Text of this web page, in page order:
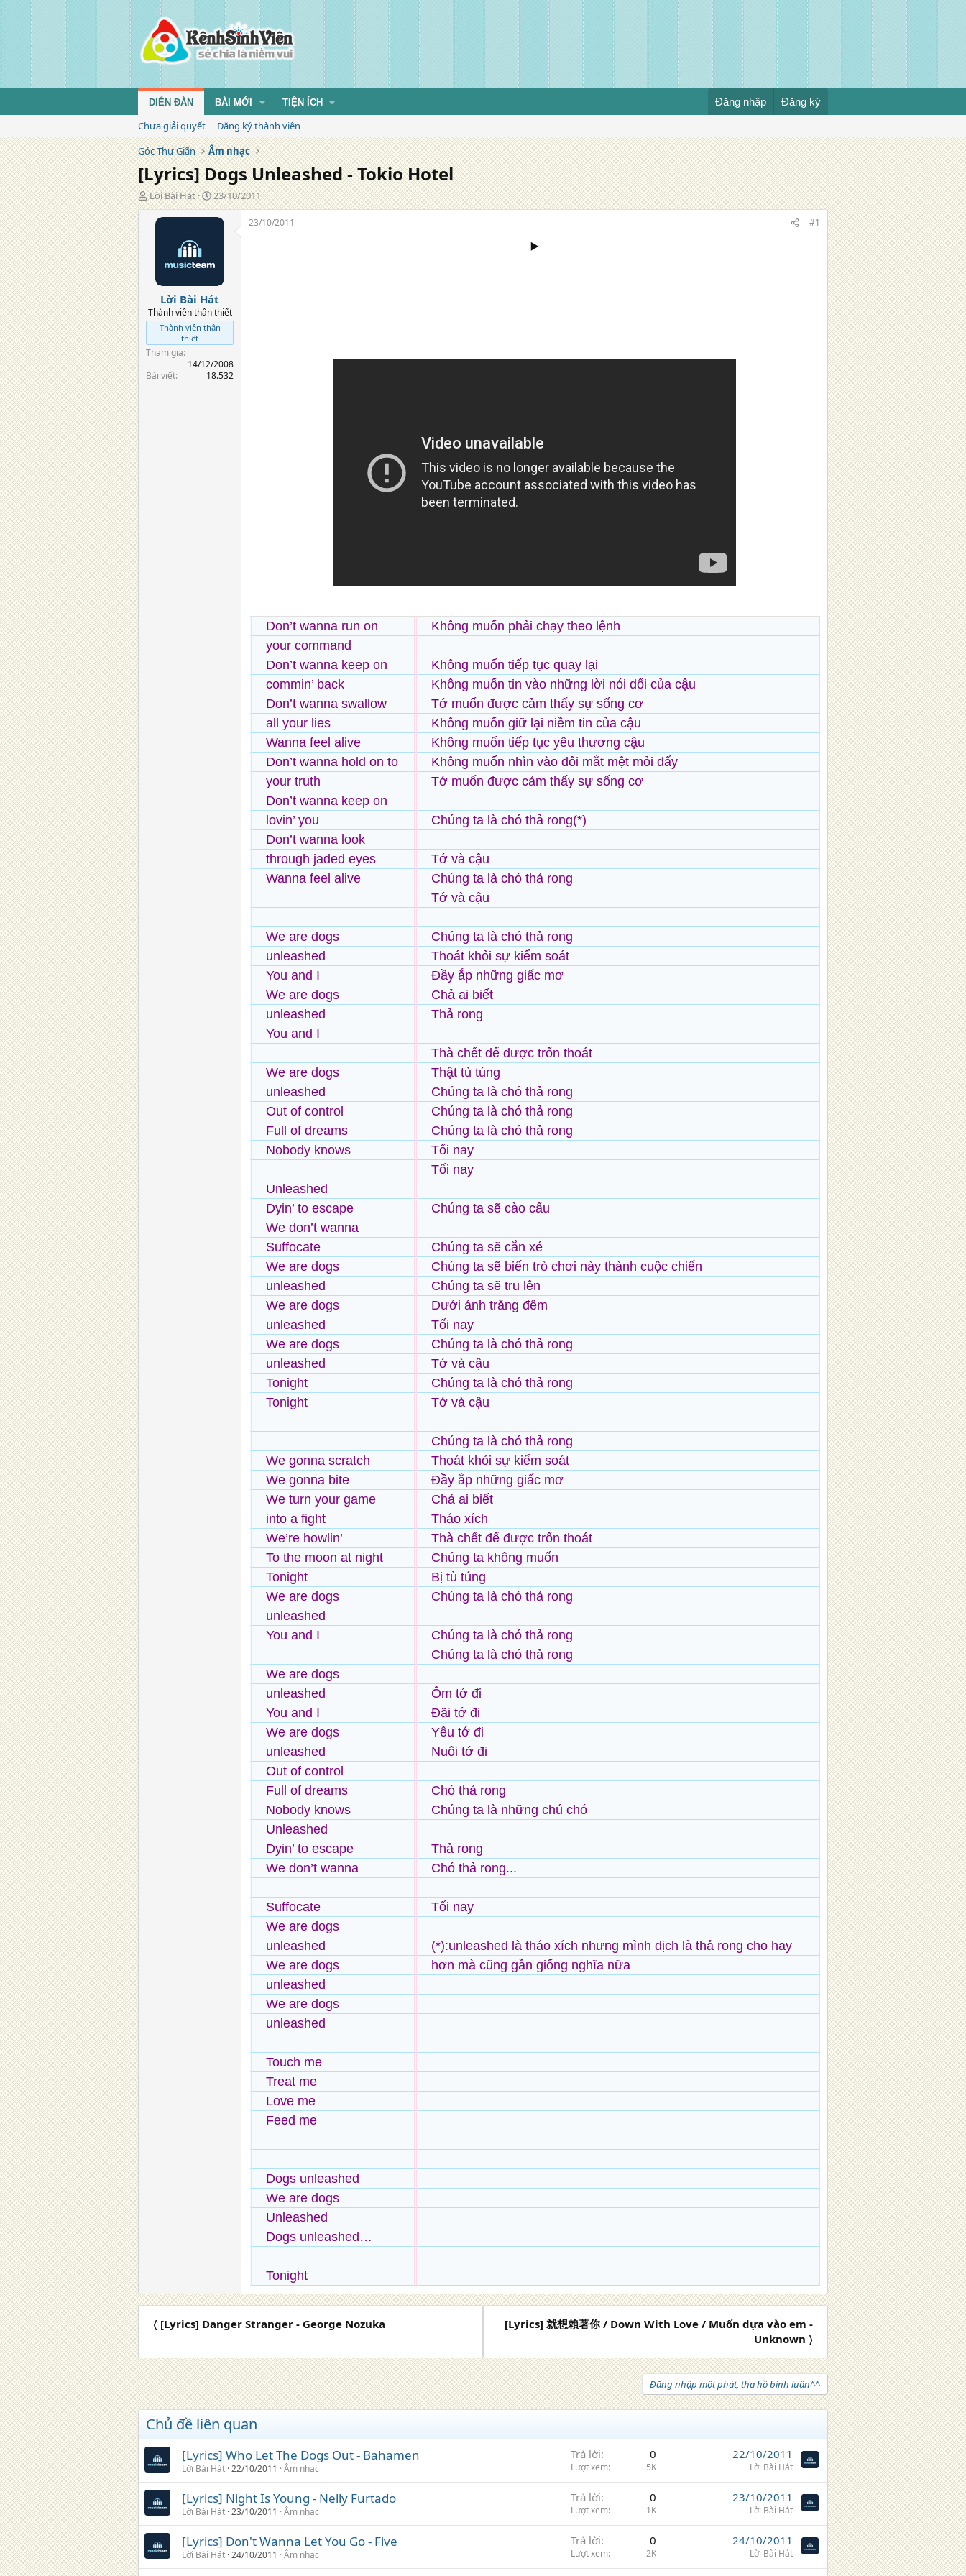
DIỄN ĐÀN BÀI MỚI TIỆN ÍCH Đăng nhập Đăng ký
Chưa giải quyết
Đăng ký thành viên
Góc Thư Giãn
Âm nhạc
[Lyrics] Dogs Unleashed - Tokio Hotel
T
á
Lời Bài Hát
N
g
à
n
g
23/10/2011
Lời Bài Hát
Thành viên thân thiết
Thành viên thân
thiết
Tham gia
14/12/2008
Bài viết
18.532
23/10/2011 #1
▶️
Don’t wanna run on
your command
Don’t wanna keep on
commin’ back
Don’t wanna swallow
all your lies
Wanna feel alive
Don’t wanna hold on to
your truth
Don’t wanna keep on
lovin’ you
Don’t wanna look
through jaded eyes
Wanna feel alive
We are dogs
unleashed
You and I
We are dogs
unleashed
You and I
We are dogs
unleashed
Out of control
Full of dreams
Nobody knows
Unleashed
Dyin’ to escape
We don’t wanna
Suffocate
We are dogs
unleashed
We are dogs
unleashed
We are dogs
unleashed
Tonight
Tonight
We gonna scratch
We gonna bite
We turn your game
into a fight
We’re howlin’
To the moon at night
Tonight
We are dogs
unleashed
You and I
We are dogs
unleashed
You and I
We are dogs
unleashed
Out of control
Full of dreams
Nobody knows
Unleashed
Dyin’ to escape
We don’t wanna
Suffocate
We are dogs
unleashed
We are dogs
unleashed
We are dogs
unleashed
Touch me
Treat me
Love me
Feed me
Dogs unleashed
We are dogs
Unleashed
Dogs unleashed…
Tonight
Không muốn phải chạy theo lệnh
Không muốn tiếp tục quay lại
Không muốn tin vào những lời nói dối của cậu
Tớ muốn được cảm thấy sự sống cơ
Không muốn giữ lại niềm tin của cậu
Không muốn tiếp tục yêu thương cậu
Không muốn nhìn vào đôi mắt mệt mỏi đấy
Tớ muốn được cảm thấy sự sống cơ
Chúng ta là chó thả rong(*)
Tớ và cậu
Chúng ta là chó thả rong
Tớ và cậu
Chúng ta là chó thả rong
Thoát khỏi sự kiểm soát
Đầy ắp những giấc mơ
Chả ai biết
Thả rong
Thà chết để được trốn thoát
Thật tù túng
Chúng ta là chó thả rong
Chúng ta là chó thả rong
Chúng ta là chó thả rong
Tối nay
Tối nay
Chúng ta sẽ cào cấu
Chúng ta sẽ cắn xé
Chúng ta sẽ biến trò chơi này thành cuộc chiến
Chúng ta sẽ tru lên
Dưới ánh trăng đêm
Tối nay
Chúng ta là chó thả rong
Tớ và cậu
Chúng ta là chó thả rong
Tớ và cậu
Chúng ta là chó thả rong
Thoát khỏi sự kiểm soát
Đầy ắp những giấc mơ
Chả ai biết
Tháo xích
Thà chết để được trốn thoát
Chúng ta không muốn
Bị tù túng
Chúng ta là chó thả rong
Chúng ta là chó thả rong
Chúng ta là chó thả rong
Ôm tớ đi
Đãi tớ đi
Yêu tớ đi
Nuôi tớ đi
Chó thả rong
Chúng ta là những chú chó
Thả rong
Chó thả rong...
Tối nay
(*):unleashed là tháo xích nhưng mình dịch là thả rong cho hay
hơn mà cũng gần giống nghĩa nữa
〈 [Lyrics] Danger Stranger - George Nozuka
[Lyrics] 就想賴著你 / Down With Love / Muốn dựa vào em -
Unknown 〉
Đăng nhập một phát, tha hồ bình luận^^
Chủ đề liên quan
[Lyrics] Who Let The Dogs Out - Bahamen
Lời Bài Hát 22/10/2011 Âm nhạc
Trả lời 0
Lượt xem 5K
22/10/2011
Lời Bài Hát
[Lyrics] Night Is Young - Nelly Furtado
Lời Bài Hát 23/10/2011 Âm nhạc
Trả lời 0
Lượt xem 1K
23/10/2011
Lời Bài Hát
[Lyrics] Don't Wanna Let You Go - Five
Lời Bài Hát 24/10/2011 Âm nhạc
Trả lời 0
Lượt xem 2K
24/10/2011
Lời Bài Hát